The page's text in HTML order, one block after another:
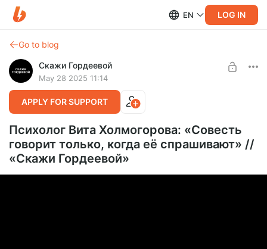
EN LOG IN
Go to blog
Скажи Гордеевой
May 28 2025 11:14
APPLY FOR SUPPORT
Психолог Вита Холмогорова: «Cовесть
говорит только, когда её спрашивают» //
«Cкажи Гордеевой»